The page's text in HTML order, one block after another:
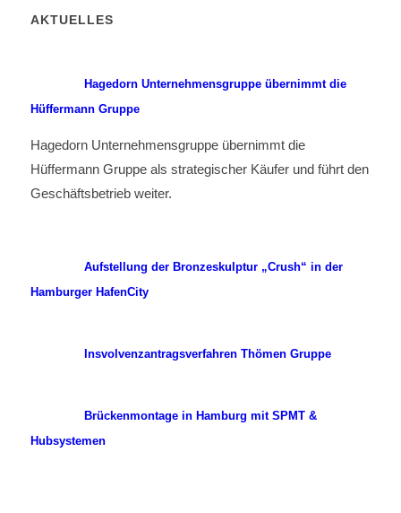
AKTUELLES
Hagedorn Unternehmensgruppe übernimmt die
Hüffermann Gruppe
Hagedorn Unternehmensgruppe übernimmt die
Hüffermann Gruppe als strategischer Käufer und führt den
Geschäftsbetrieb weiter.
Aufstellung der Bronzeskulptur „Crush“ in der
Hamburger HafenCity
Insvolvenzantragsverfahren Thömen Gruppe
Brückenmontage in Hamburg mit SPMT &
Hubsystemen